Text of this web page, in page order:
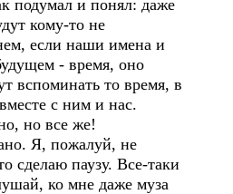
подумал и понял: даже
кому-то не
если наши имена и
- время, оно
вспоминать то время, в
с ним и нас.
но все же!
Я, пожалуй, не
сделаю паузу. Все-таки
ко мне даже муза